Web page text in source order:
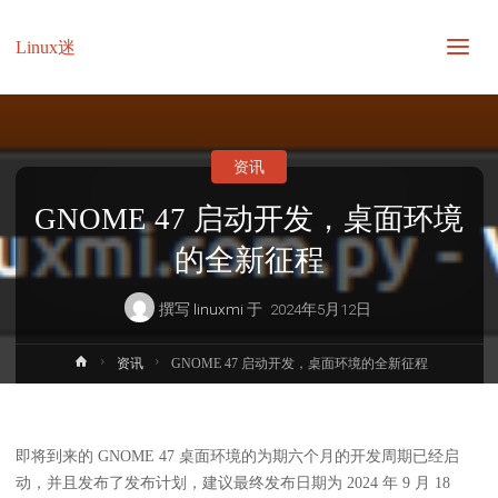
Linux迷
GNOME 47 启动开发，桌面环境
的全新征程
撰写 linuxmi 于 2024年5月12日
资讯
首
页
资讯 GNOME 47 启动开发，桌面环境的全新征程
即将到来的 GNOME 47 桌面环境的为期六个月的开发周期已经启
动，并且发布了发布计划，建议最终发布日期为 2024 年 9 月 18